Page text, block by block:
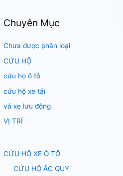
Chuyên Mục
Chưa được phân loại
CỨU HỘ
cứu họ ô tô
cứu hộ xe tải
vá xe lưu động
VỊ TRÍ
CỨU HỘ XE Ô TÔ
CỨU HỘ ẮC QUY